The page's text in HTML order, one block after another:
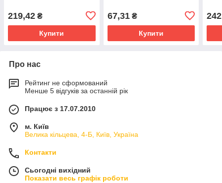
219,42 ₴
Купити
67,31₴
Купити
Про нас
Рейтинг не сформований
Менше 5 відгуків за останній рік
Працює з 17.07.2010
м. Київ
Велика кільцева, 4-Б, Київ, Україна
Контакти
Сьогодні вихідний
Показати весь графік роботи